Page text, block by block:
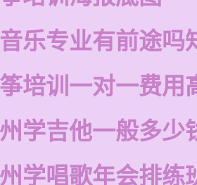
乐专业有前途吗
培训一对一费用
学吉他一般多少
学唱歌年会排练